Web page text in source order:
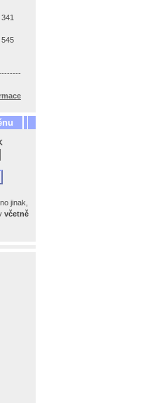
jinak,
včetně